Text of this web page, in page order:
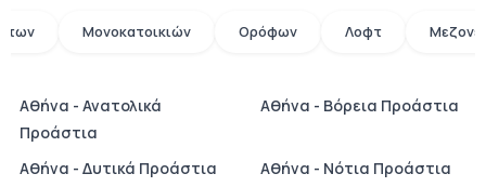
Μονοκατοικιών Ορόφων Λοφτ
Αθήνα - Ανατολικά
Προάστια
Αθήνα - Βόρεια Προάστια
Αθήνα - Δυτικά Προάστια
Αθήνα - Νότια Προάστια